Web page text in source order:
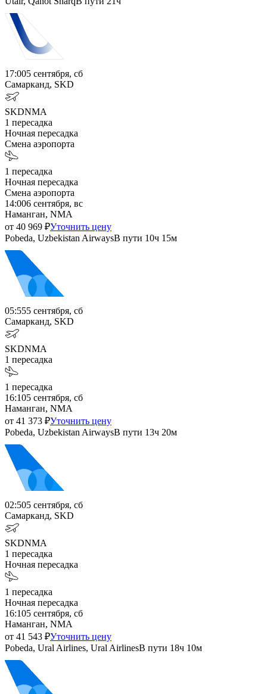
17:005 сентября, сб
Самарканд, SKD
SKDNMA
1 пересадка
Ночная пересадка
Смена аэропорта
1 пересадка
Ночная пересадка
Смена аэропорта
14:006 сентября, вс
Наманган, NMA
от 40 969 ₽Уточнить цену
Pobeda, Uzbekistan AirwaysВ пути 10ч 15м
05:555 сентября, сб
Самарканд, SKD
SKDNMA
1 пересадка
1 пересадка
16:105 сентября, сб
Наманган, NMA
от 41 373 ₽Уточнить цену
Pobeda, Uzbekistan AirwaysВ пути 13ч 20м
02:505 сентября, сб
Самарканд, SKD
SKDNMA
1 пересадка
Ночная пересадка
1 пересадка
Ночная пересадка
16:105 сентября, сб
Наманган, NMA
от 41 543 ₽Уточнить цену
Pobeda, Ural Airlines, Ural AirlinesВ пути 18ч 10м